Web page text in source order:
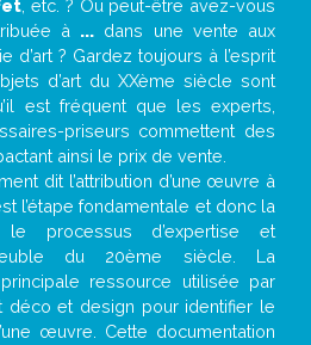
, etc. ? Ou peut-être avez-vous
à ... dans une vente aux
d’art ? Gardez toujours à l’esprit
d’art du XXème siècle sont
est fréquent que les experts,
priseurs commettent des
ainsi le prix de vente.
dit l’attribution d’une œuvre à
l’étape fondamentale et donc la
processus d’expertise et
du 20ème siècle. La
ressource utilisée par
déco et design pour identifier le
œuvre. Cette documentation